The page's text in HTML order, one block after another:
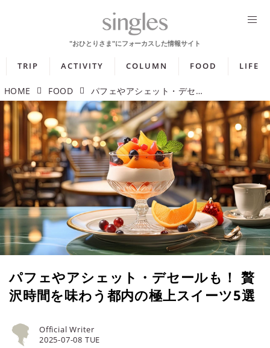
TRIP ACTIVITY COLUMN FOOD LIFE
HOME FOOD パフェやアシェット・デセールも！ 贅沢時間を味わう都内の極上スイーツ5選
パフェやアシェット・デセールも！ 贅
沢時間を味わう都内の極上スイーツ5選
2025-07-08 TUE
Official Writer